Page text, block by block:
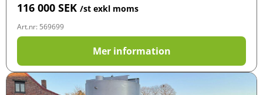
116 000 SEK /st exkl moms
Art.nr: 569699
Mer information